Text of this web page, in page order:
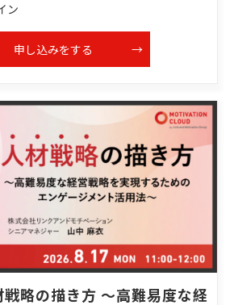
ン
申し込みをする
戦略の描き方 ～高難易度な経